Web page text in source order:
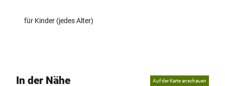
für Kinder (jedes Alter)
In der Nähe Auf der Karte anschauen